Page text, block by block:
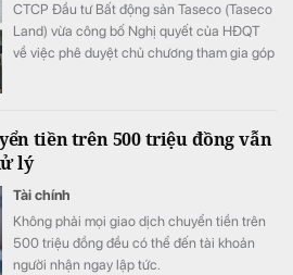
CTCP Đầu tư Bất động sản Taseco (Taseco
Land) vừa công bố Nghị quyết của HĐQT
về việc phê duyệt chủ chương tham gia góp
tiền trên 500 triệu đồng vẫn
lý
Tài chính
Không phải mọi giao dịch chuyển tiền trên
500 triệu đồng đều có thể đến tài khoản
người nhận ngay lập tức.